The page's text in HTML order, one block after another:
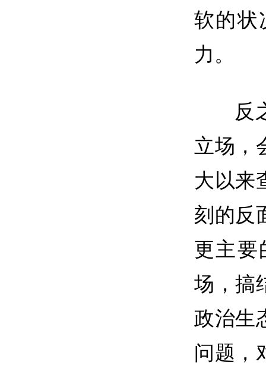
软的状
力。
反
立场，
大以来
刻的反
更主
场，搞
政治生
问题，